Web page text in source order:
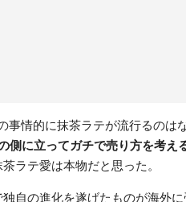
情的に抹茶ラテが流行るのは
側に立ってガチで売り方を考え
ラテ愛は本物だと思った。
自の進化を遂げたものが海外